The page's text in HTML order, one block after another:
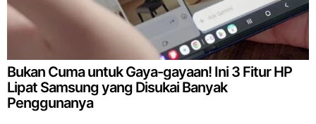
Bukan Cuma untuk Gaya-gayaan! Ini 3 Fitur HP
Lipat Samsung yang Disukai Banyak
Penggunanya